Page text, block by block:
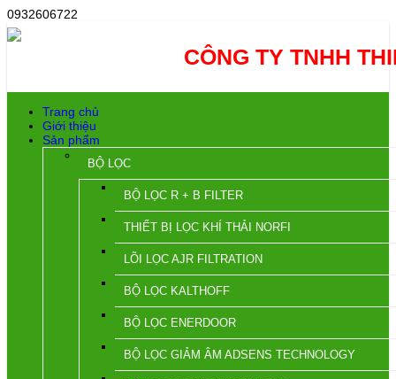
0932606722
CÔNG TY TNHH
Trang chủ
Giới thiệu
Sản phẩm
BỘ LỌC
BỘ LỌC R + B FILTER
THIẾT BỊ LỌC KHÍ THẢI NORFI
LÕI LỌC AJR FILTRATION
BỘ LỌC KALTHOFF
BỘ LỌC ENERDOOR
BỘ LỌC GIẢM ÂM ADSENS TECHNOLOGY